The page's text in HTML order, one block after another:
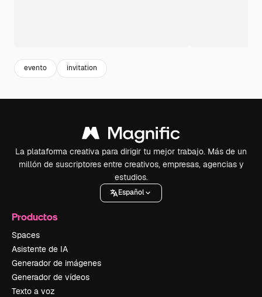
evento invitation
La plataforma creativa para dirigir tu mejor trabajo. Más de un
millón de suscriptores entre creativos, empresas, agencias y
estudios.
Español
Productos
Spaces
Asistente de IA
Generador de imágenes
Generador de vídeos
Texto a voz